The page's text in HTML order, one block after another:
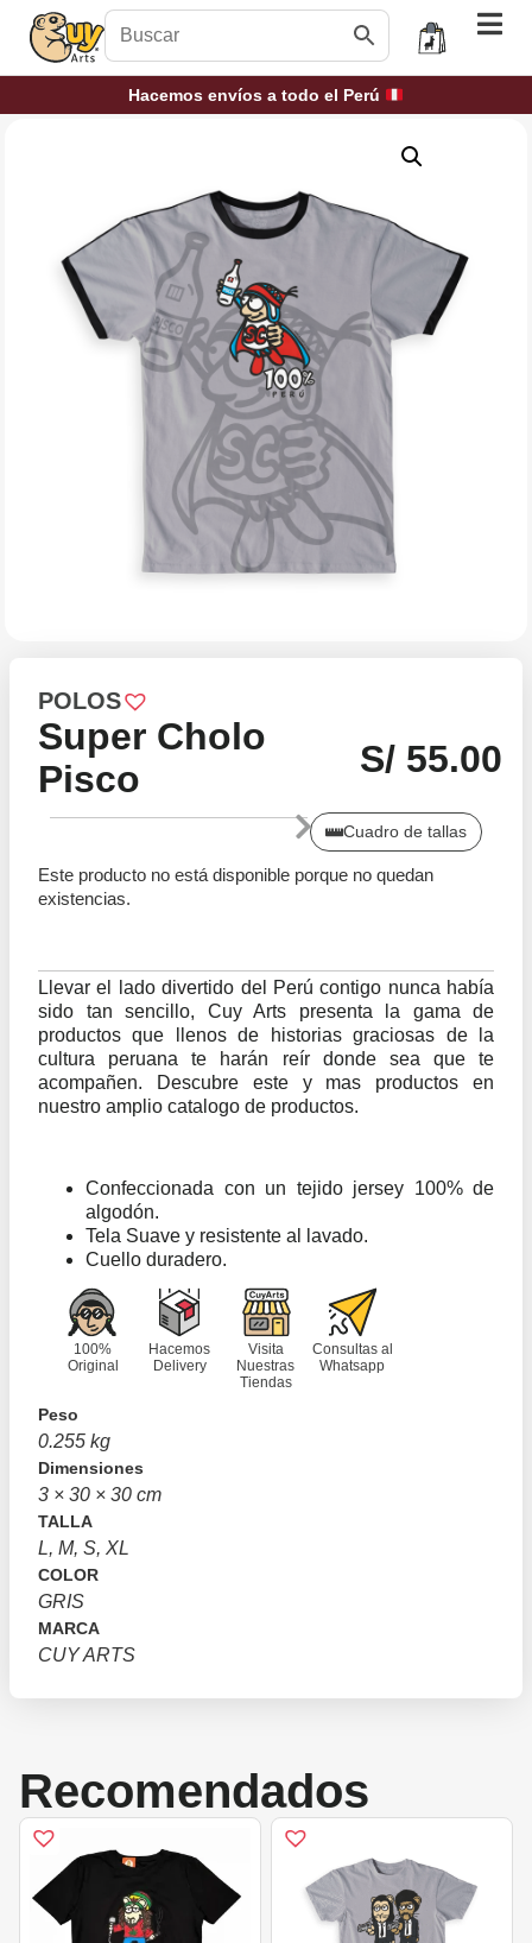
Hacemos envíos a todo el Perú
POLOS
Super Cholo
Pisco
S/55.00
Cuadro de tallas
Este producto no está disponible porque no quedan
existencias.
Llevar el lado divertido del Perú contigo nunca había
sido tan sencillo, Cuy Arts presenta la gama de
productos que llenos de historias graciosas de la
cultura peruana te harán reír donde sea que te
acompañen. Descubre este y mas productos en
nuestro amplio catalogo de productos.
Confeccionada con un tejido jersey 100% de
algodón.
Tela Suave y resistente al lavado.
Cuello duradero.
100%
Original
Hacemos
Delivery
Visita
Nuestras
Tiendas
Consultas al
Whatsapp
Peso
0.255 kg
Dimensiones
3 × 30 × 30 cm
TALLA
L, M, S, XL
COLOR
GRIS
MARCA
CUY ARTS
Recomendados